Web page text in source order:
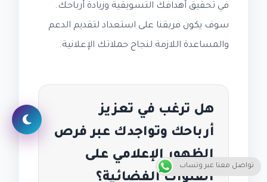
في تحقيق أهدافك التسويقية وزيادة أرباحك.
سوف يكون فريقنا على استعداد لتقديم الدعم
والمساعدة اللازمة لنجاح حملاتك الإعلانية.
هل ترغب في تعزيز
أرباحك وتواجدك عبر فرص
الظهور الإعلامي على
القنوات الفضائية؟
تواصل معنا عبر وتساب